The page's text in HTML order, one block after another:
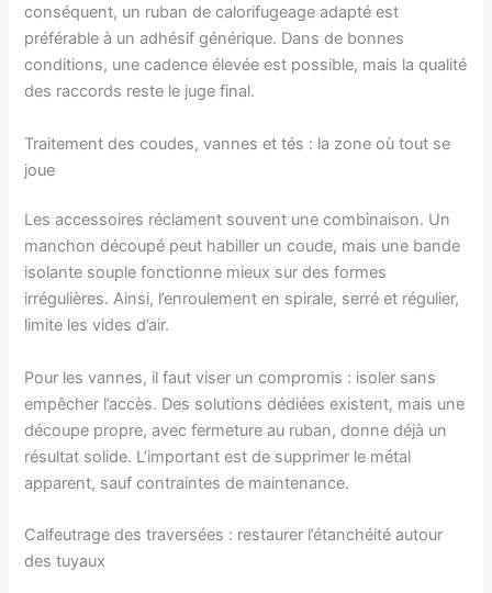
conséquent, un ruban de calorifugeage adapté est
préférable à un adhésif générique. Dans de bonnes
conditions, une cadence élevée est possible, mais la qualité
des raccords reste le juge final.
Traitement des coudes, vannes et tés : la zone où tout se
joue
Les accessoires réclament souvent une combinaison. Un
manchon découpé peut habiller un coude, mais une bande
isolante souple fonctionne mieux sur des formes
irrégulières. Ainsi, l’enroulement en spirale, serré et régulier,
limite les vides d’air.
Pour les vannes, il faut viser un compromis : isoler sans
empêcher l’accès. Des solutions dédiées existent, mais une
découpe propre, avec fermeture au ruban, donne déjà un
résultat solide. L’important est de supprimer le métal
apparent, sauf contraintes de maintenance.
Calfeutrage des traversées : restaurer l’étanchéité autour
des tuyaux